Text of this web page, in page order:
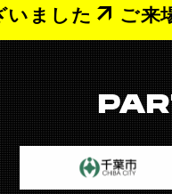
した ご来場